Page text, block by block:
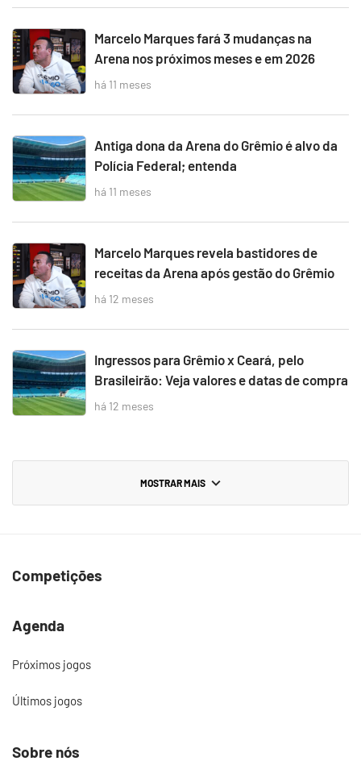
Marcelo Marques fará 3 mudanças na
Arena nos próximos meses e em 2026
há 11 meses
Antiga dona da Arena do Grêmio é alvo da
Polícia Federal; entenda
há 11 meses
Marcelo Marques revela bastidores de
receitas da Arena após gestão do Grêmio
há 12 meses
Ingressos para Grêmio x Ceará, pelo
Brasileirão: Veja valores e datas de compra
há 12 meses
MOSTRAR MAIS
Competições
Agenda
Próximos jogos
Últimos jogos
Sobre nós